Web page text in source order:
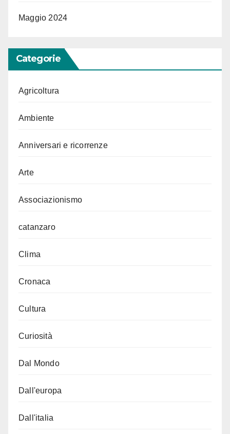
Maggio 2024
Categorie
Agricoltura
Ambiente
Anniversari e ricorrenze
Arte
Associazionismo
catanzaro
Clima
Cronaca
Cultura
Curiosità
Dal Mondo
Dall'europa
Dall'italia